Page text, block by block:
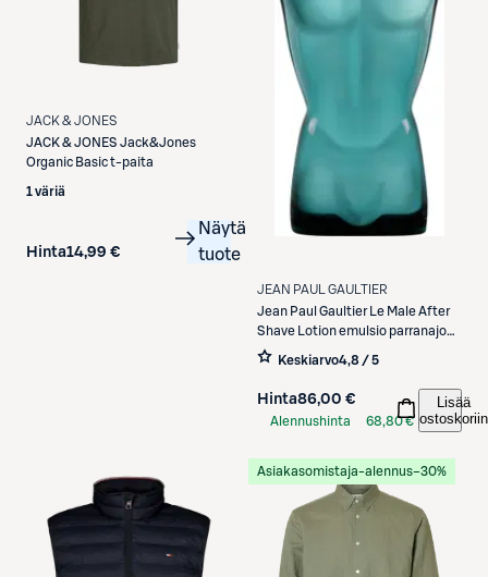
JACK & JONES
JACK & JONES Jack&Jones
Organic Basic t-paita
1 väriä
Hinta14,99 €
Näytä
tuote
JEAN PAUL GAULTIER
Jean Paul Gaultier
Le Male After
Shave Lotion emulsio parranajon
jälkeen 125 ml
Keskiarvo4,8 / 5
Hinta86,00 €
Alennushinta
68,80 €
Lisää
ostoskoriin
Asiakasomistaja-alennus−30%